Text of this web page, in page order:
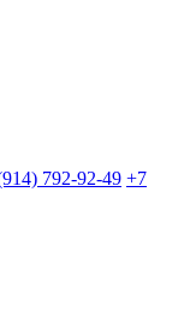
792-92-49 +7